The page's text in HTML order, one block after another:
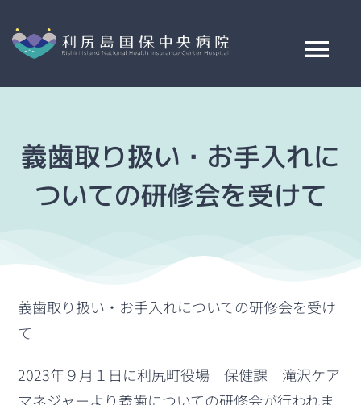
content
病院案内
交通アクセス
義歯取り扱い・お手入れに
ついての研修会を受けて
義歯取り扱い・お手入れについての研修会を受け
て
2023年９月１日に利尻町役場 保健課 滝沢ケア
マネジャーより義歯についての研修会が行われま